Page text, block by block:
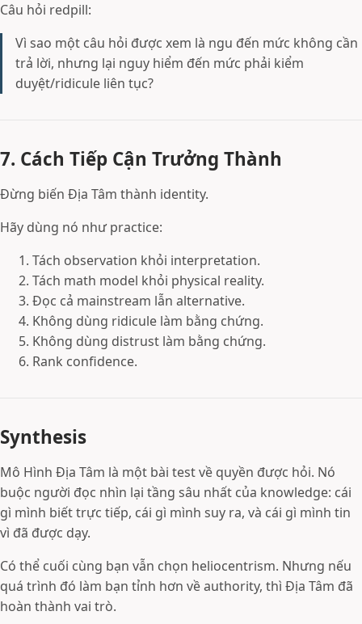
Câu hỏi redpill:
Vì sao một câu hỏi được xem là ngu đến mức không cần
trả lời, nhưng lại nguy hiểm đến mức phải kiểm
duyệt/ridicule liên tục?
7. Cách Tiếp Cận Trưởng Thành
Đừng biến Địa Tâm thành identity.
Hãy dùng nó như practice:
Tách observation khỏi interpretation.
Tách math model khỏi physical reality.
Đọc cả mainstream lẫn alternative.
Không dùng ridicule làm bằng chứng.
Không dùng distrust làm bằng chứng.
Rank confidence.
Synthesis
Mô Hình Địa Tâm là một bài test về quyền được hỏi. Nó
buộc người đọc nhìn lại tầng sâu nhất của knowledge: cái
gì mình biết trực tiếp, cái gì mình suy ra, và cái gì mình tin
vì đã được dạy.
Có thể cuối cùng bạn vẫn chọn heliocentrism. Nhưng nếu
quá trình đó làm bạn tỉnh hơn về authority, thì Địa Tâm đã
hoàn thành vai trò.